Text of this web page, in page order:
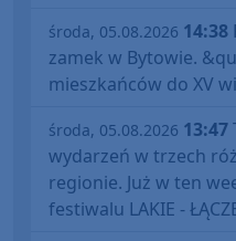
środa, 05.08.2026 14:38
zamek w Bytowie.
mieszkańców do XV
środa, 05.08.2026 13:47
wydarzeń w trzech
regionie. Już w ten
festiwalu LAKIE -